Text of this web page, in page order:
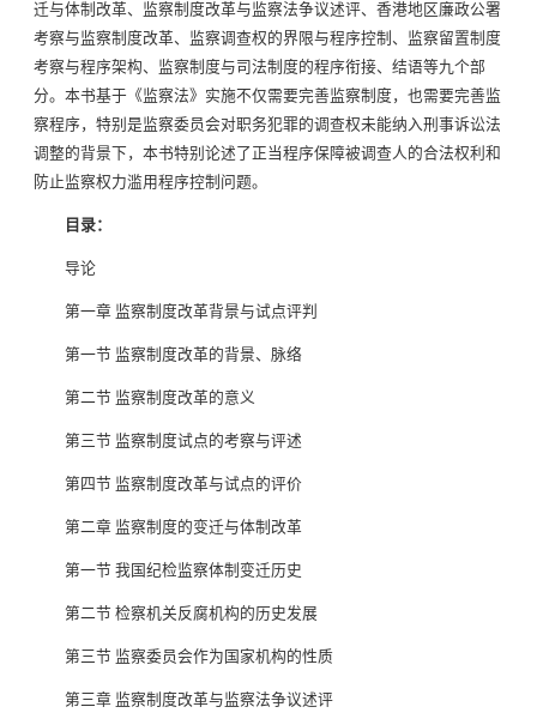
迁与体制改革、监察制度改革与监察法争议述评、香港地区廉政公署
考察与监察制度改革、监察调查权的界限与程序控制、监察留置制度
考察与程序架构、监察制度与司法制度的程序衔接、结语等九个部
分。本书基于《监察法》实施不仅需要完善监察制度，也需要完善监
察程序，特别是监察委员会对职务犯罪的调查权未能纳入刑事诉讼法
调整的背景下，本书特别论述了正当程序保障被调查人的合法权利和
防止监察权力滥用程序控制问题。
目录：
导论
第一章 监察制度改革背景与试点评判
第一节 监察制度改革的背景、脉络
第二节 监察制度改革的意义
第三节 监察制度试点的考察与评述
第四节 监察制度改革与试点的评价
第二章 监察制度的变迁与体制改革
第一节 我国纪检监察体制变迁历史
第二节 检察机关反腐机构的历史发展
第三节 监察委员会作为国家机构的性质
第三章 监察制度改革与监察法争议述评